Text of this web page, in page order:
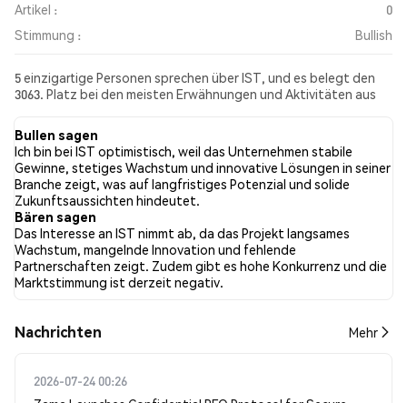
Artikel :
0
Stimmung :
Bullish
5 einzigartige Personen sprechen über IST, und es belegt den
3063. Platz bei den meisten Erwähnungen und Aktivitäten aus
Stimmung gegenüber IST in allen sozialen Medien Bullish.
Schließlich wurden 0 Nachrichtenartikel über IST veröffentlicht.
Auf Twitter hatten 0.00% der Tweets eine bullishe Stimmung im
Vergleich zu 0.00% der Tweets mit einer bärischen Stimmung
über IST. 100.00% der Tweets waren neutral gegenüber IST.
Diese Stimmungen basieren auf 1 Tweets.
Bullen sagen
Ich bin bei IST optimistisch, weil das Unternehmen stabile
Gewinne, stetiges Wachstum und innovative Lösungen in seiner
Branche zeigt, was auf langfristiges Potenzial und solide
Zukunftsaussichten hindeutet.
Bären sagen
Das Interesse an IST nimmt ab, da das Projekt langsames
Wachstum, mangelnde Innovation und fehlende
Partnerschaften zeigt. Zudem gibt es hohe Konkurrenz und die
Marktstimmung ist derzeit negativ.
Nachrichten Mehr
2026-07-24 00:26